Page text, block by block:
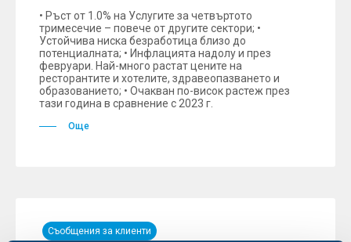
• Ръст от 1.0% на Услугите за четвъртото
тримесечие – повече от другите сектори; •
Устойчива ниска безработица близо до
потенциалната; • Инфлацията надолу и през
февруари. Най-много растат цените на
ресторантите и хотелите, здравеопазването и
образованието; • Очакван по-висок растеж през
тази година в сравнение с 2023 г.
Още
Съобщения за клиенти